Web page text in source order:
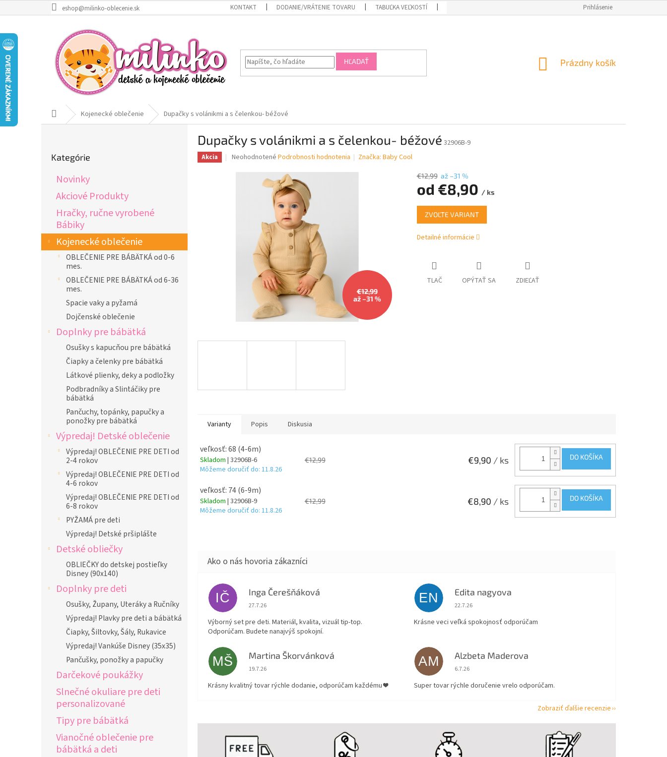
na
eshop@milinko-oblecenie.sk KONTAKT DODANIE/VRÁTENIE TOVARU TABUĽKA VEĽKOSTÍ NAPÍSALI O NÁS
Prihlásenie
HĽADAŤ
NÁKUPNÝ
Prázdny košík
DomovKojenecké oblečenie Dupačky s volánikmi a s čelenkou- béžové
kategórie
Kategórie
Novinky
Akciové Produkty
Hračky, ručne vyrobené
Bábiky
Kojenecké oblečenie
OBLEČENIE PRE BÁBÄTKÁ od 0-6
mes.
OBLEČENIE PRE BÁBÄTKÁ od 6-36
mes.
Spacie vaky a pyžamá
Dojčenské oblečenie
Doplnky pre bábätká
Osušky s kapucňou pre bábätká
Čiapky a čelenky pre bábätká
Látkové plienky, deky a podložky
Podbradníky a Slintáčiky pre
bábätká
Pančuchy, topánky, papučky a
ponožky pre bábätká
Výpredaj! Detské oblečenie
Výpredaj! OBLEČENIE PRE DETI od
2-4 rokov
Výpredaj! OBLEČENIE PRE DETI od
4-6 rokov
Výpredaj! OBLEČENIE PRE DETI od
6-8 rokov
PYŽAMÁ pre deti
Výpredaj! Detské pršiplášte
Detské obliečky
OBLIEČKY do detskej postieľky
Disney (90x140)
Doplnky pre deti
Osušky, Župany, Uteráky a Ručníky
Výpredaj! Plavky pre deti a bábätká
Čiapky, Šiltovky, Šály, Rukavice
Výpredaj! Vankúše Disney (35x35)
Pančušky, ponožky a papučky
Darčekové poukážky
Slnečné okuliare pre deti
personalizované
Tipy pre bábätká
Vianočné oblečenie pre
bábätká a deti
Dupačky s volánikmi a s čelenkou- béžové 32906B-9
Akcia
Priemerné
hviezdičiek.
Neohodnotené Podrobnosti hodnotenia Značka:Baby Cool
€12,99
až –31 %
€12,99 až –31 %
od €8,90 / ks
Jednotková
cena:
ZVOĽTE VARIANT
Detailné informácie
TLAČ OPÝTAŤ SA ZDIEĽAŤ
Varianty Popis Diskusia
veľkosť: 68 (4-6m)
Skladom | 32906B-6
Môžeme doručiť do: 11.8.26
€12,99 €9,90 / ks DO KOŠÍKA
veľkosť: 74 (6-9m)
Skladom | 32906B-9
Môžeme doručiť do: 11.8.26
€12,99 €8,90 / ks DO KOŠÍKA
IČ Inga Čerešňáková
Hodnotenie obchodu je 5 z 5 hviezdičiek.
27.7.26
Výborný set pre deti. Materiál, kvalita, vizuál tip-top.
Odporúčam. Budete nanajvýš spokojní.
EN Edita nagyova
Hodnotenie obchodu je 5 z 5 hviezdičiek.
22.7.26
Krásne veci veľká spokojnosť odporúčam
MŠ Martina Škorvánková
Hodnotenie obchodu je 5 z 5 hviezdičiek.
19.7.26
Krásny kvalitný tovar rýchle dodanie, odporúčam každému ❤️
AM Alzbeta Maderova
Hodnotenie obchodu je 5 z 5 hviezdičiek.
6.7.26
Super tovar rýchle doručenie vrelo odporúčam.
Zobraziť ďalšie recenzie